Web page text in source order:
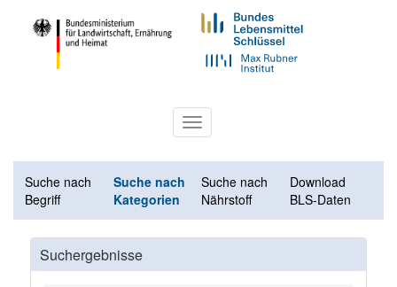
Toggle
navigation
Suche nach
Begriff
Suche nach
Kategorien
Suche nach
Nährstoff
Download
BLS-Daten
Suchergebnisse